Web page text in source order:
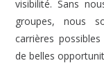
visibilité. Sans
groupes, nous
carrières
de belles